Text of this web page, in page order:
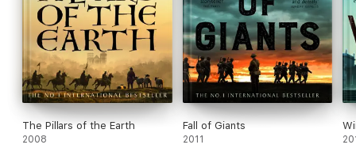
The Pillars of the Earth
2008
Fall of Giants
2011